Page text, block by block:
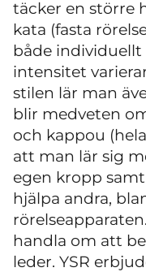
täcker en större
kata (fasta
både individuellt
intensitet
stilen lär man
blir medveten
och kappou
att man lär sig
egen kropp
hjälpa andra,
handla om att
leder. YSR